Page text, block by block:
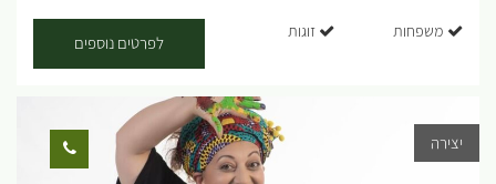
המקומי, לימודי גמולגיה בבורסה לאבני חן ברג', והפעלת סטודיו לצורפות
בנווה צדק ת"א עד המעבר דרומה. בסטודיו קיימת תצוגה של יצירות
שנעשו במקום בעבודת יד בזהב כסף אבני חן ויהלומים. אנו מקיימים
סדנאות ללימודי יסודות הצורפות, קורסים מתקדמים וגם סדנאות חד
פעמיות שמתאימות למתקדמים ולחסרי ניסיון בו מתנסים בעבודת צורפות
ויוצאים עם תכשיט מעשי ידכם. בנוסף ניתן לתאם גם סדנאות זוגיות ליצירת
משפחות זוגות
לפרטים נוספים
יצירה